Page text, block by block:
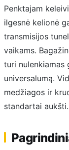
Penktajam
ilgesnė kelionė
transmisijos
vaikams.
turi nulenkiamas
universalumą.
medžiagos ir
standartai aukšti.